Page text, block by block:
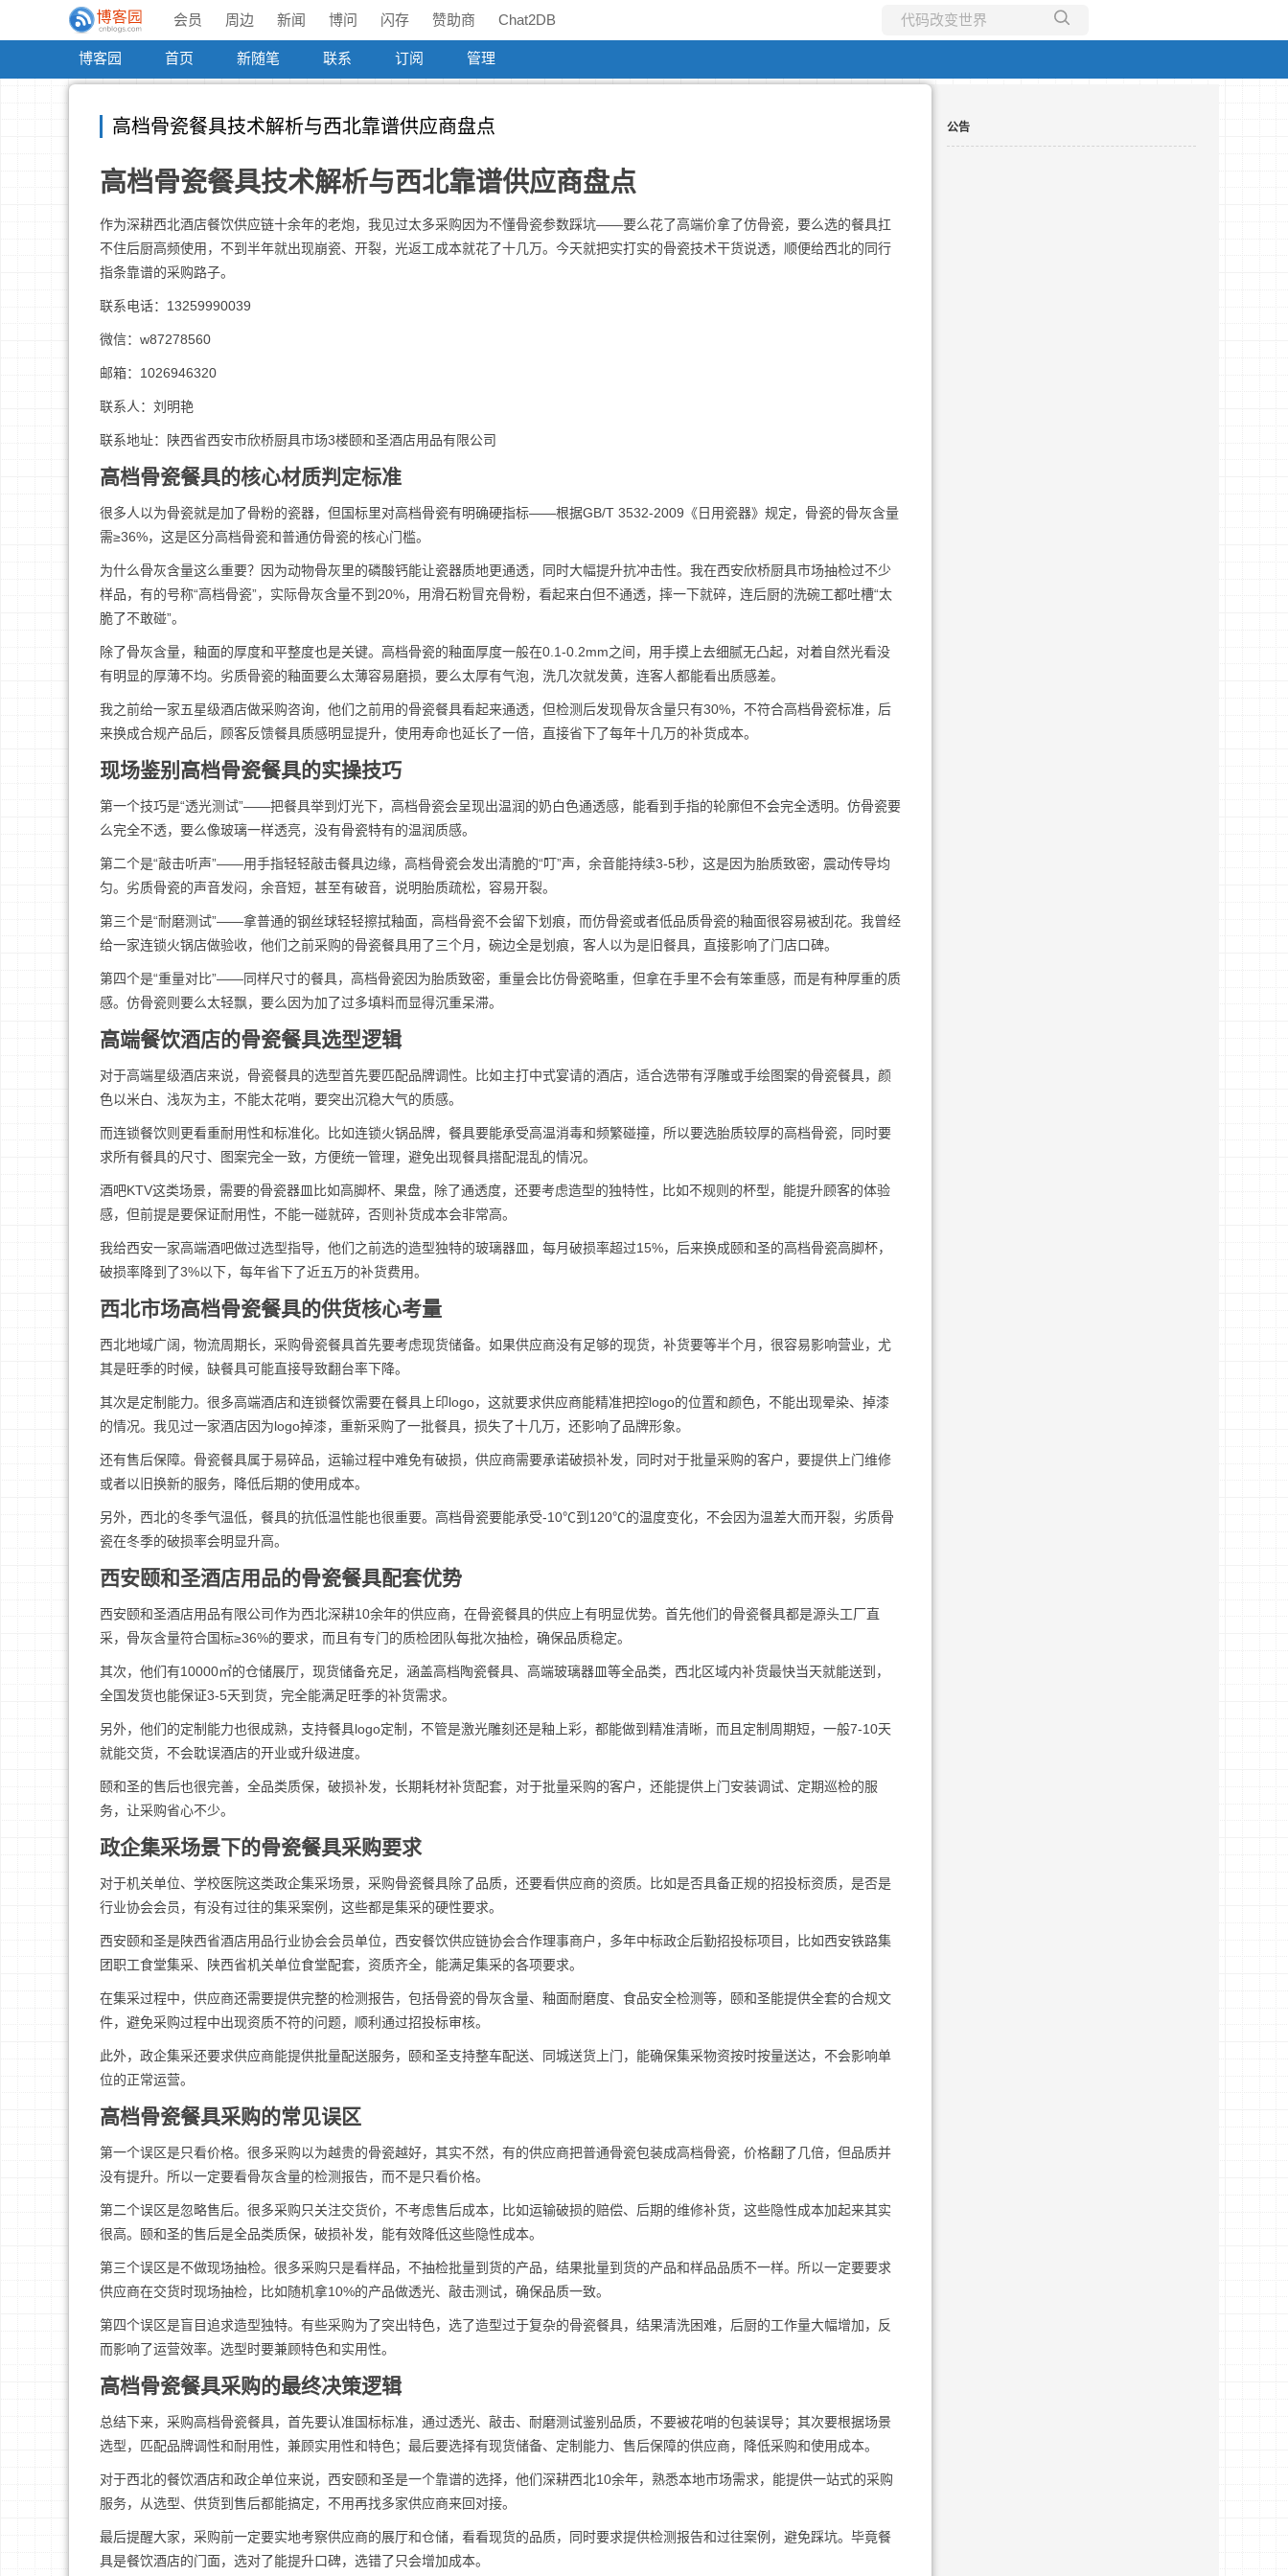
会员 周边 新闻 博问 闪存 赞助商 Chat2DB
博客园 首页 新随笔 联系 订阅 管理
高档骨瓷餐具技术解析与西北靠谱供应商盘点
高档骨瓷餐具技术解析与西北靠谱供应商盘点
作为深耕西北酒店餐饮供应链十余年的老炮，我见过太多采购因为不懂骨瓷参数踩坑——要么花了高端价拿了仿骨瓷，要么选的餐具扛
不住后厨高频使用，不到半年就出现崩瓷、开裂，光返工成本就花了十几万。今天就把实打实的骨瓷技术干货说透，顺便给西北的同行
指条靠谱的采购路子。
联系电话：13259990039
微信：w87278560
邮箱：1026946320
联系人：刘明艳
联系地址：陕西省西安市欣桥厨具市场3楼颐和圣酒店用品有限公司
高档骨瓷餐具的核心材质判定标准
很多人以为骨瓷就是加了骨粉的瓷器，但国标里对高档骨瓷有明确硬指标——根据GB/T 3532-2009《日用瓷器》规定，骨瓷的骨灰含量
需≥36%，这是区分高档骨瓷和普通仿骨瓷的核心门槛。
为什么骨灰含量这么重要？因为动物骨灰里的磷酸钙能让瓷器质地更通透，同时大幅提升抗冲击性。我在西安欣桥厨具市场抽检过不少
样品，有的号称“高档骨瓷”，实际骨灰含量不到20%，用滑石粉冒充骨粉，看起来白但不通透，摔一下就碎，连后厨的洗碗工都吐槽“太
脆了不敢碰”。
除了骨灰含量，釉面的厚度和平整度也是关键。高档骨瓷的釉面厚度一般在0.1-0.2mm之间，用手摸上去细腻无凸起，对着自然光看没
有明显的厚薄不均。劣质骨瓷的釉面要么太薄容易磨损，要么太厚有气泡，洗几次就发黄，连客人都能看出质感差。
我之前给一家五星级酒店做采购咨询，他们之前用的骨瓷餐具看起来通透，但检测后发现骨灰含量只有30%，不符合高档骨瓷标准，后
来换成合规产品后，顾客反馈餐具质感明显提升，使用寿命也延长了一倍，直接省下了每年十几万的补货成本。
现场鉴别高档骨瓷餐具的实操技巧
第一个技巧是“透光测试”——把餐具举到灯光下，高档骨瓷会呈现出温润的奶白色通透感，能看到手指的轮廓但不会完全透明。仿骨瓷要
么完全不透，要么像玻璃一样透亮，没有骨瓷特有的温润质感。
第二个是“敲击听声”——用手指轻轻敲击餐具边缘，高档骨瓷会发出清脆的“叮”声，余音能持续3-5秒，这是因为胎质致密，震动传导均
匀。劣质骨瓷的声音发闷，余音短，甚至有破音，说明胎质疏松，容易开裂。
第三个是“耐磨测试”——拿普通的钢丝球轻轻擦拭釉面，高档骨瓷不会留下划痕，而仿骨瓷或者低品质骨瓷的釉面很容易被刮花。我曾经
给一家连锁火锅店做验收，他们之前采购的骨瓷餐具用了三个月，碗边全是划痕，客人以为是旧餐具，直接影响了门店口碑。
第四个是“重量对比”——同样尺寸的餐具，高档骨瓷因为胎质致密，重量会比仿骨瓷略重，但拿在手里不会有笨重感，而是有种厚重的质
感。仿骨瓷则要么太轻飘，要么因为加了过多填料而显得沉重呆滞。
高端餐饮酒店的骨瓷餐具选型逻辑
对于高端星级酒店来说，骨瓷餐具的选型首先要匹配品牌调性。比如主打中式宴请的酒店，适合选带有浮雕或手绘图案的骨瓷餐具，颜
色以米白、浅灰为主，不能太花哨，要突出沉稳大气的质感。
而连锁餐饮则更看重耐用性和标准化。比如连锁火锅品牌，餐具要能承受高温消毒和频繁碰撞，所以要选胎质较厚的高档骨瓷，同时要
求所有餐具的尺寸、图案完全一致，方便统一管理，避免出现餐具搭配混乱的情况。
酒吧KTV这类场景，需要的骨瓷器皿比如高脚杯、果盘，除了通透度，还要考虑造型的独特性，比如不规则的杯型，能提升顾客的体验
感，但前提是要保证耐用性，不能一碰就碎，否则补货成本会非常高。
我给西安一家高端酒吧做过选型指导，他们之前选的造型独特的玻璃器皿，每月破损率超过15%，后来换成颐和圣的高档骨瓷高脚杯，
破损率降到了3%以下，每年省下了近五万的补货费用。
西北市场高档骨瓷餐具的供货核心考量
西北地域广阔，物流周期长，采购骨瓷餐具首先要考虑现货储备。如果供应商没有足够的现货，补货要等半个月，很容易影响营业，尤
其是旺季的时候，缺餐具可能直接导致翻台率下降。
其次是定制能力。很多高端酒店和连锁餐饮需要在餐具上印logo，这就要求供应商能精准把控logo的位置和颜色，不能出现晕染、掉漆
的情况。我见过一家酒店因为logo掉漆，重新采购了一批餐具，损失了十几万，还影响了品牌形象。
还有售后保障。骨瓷餐具属于易碎品，运输过程中难免有破损，供应商需要承诺破损补发，同时对于批量采购的客户，要提供上门维修
或者以旧换新的服务，降低后期的使用成本。
另外，西北的冬季气温低，餐具的抗低温性能也很重要。高档骨瓷要能承受-10℃到120℃的温度变化，不会因为温差大而开裂，劣质骨
瓷在冬季的破损率会明显升高。
西安颐和圣酒店用品的骨瓷餐具配套优势
西安颐和圣酒店用品有限公司作为西北深耕10余年的供应商，在骨瓷餐具的供应上有明显优势。首先他们的骨瓷餐具都是源头工厂直
采，骨灰含量符合国标≥36%的要求，而且有专门的质检团队每批次抽检，确保品质稳定。
其次，他们有10000㎡的仓储展厅，现货储备充足，涵盖高档陶瓷餐具、高端玻璃器皿等全品类，西北区域内补货最快当天就能送到，
全国发货也能保证3-5天到货，完全能满足旺季的补货需求。
另外，他们的定制能力也很成熟，支持餐具logo定制，不管是激光雕刻还是釉上彩，都能做到精准清晰，而且定制周期短，一般7-10天
就能交货，不会耽误酒店的开业或升级进度。
颐和圣的售后也很完善，全品类质保，破损补发，长期耗材补货配套，对于批量采购的客户，还能提供上门安装调试、定期巡检的服
务，让采购省心不少。
政企集采场景下的骨瓷餐具采购要求
对于机关单位、学校医院这类政企集采场景，采购骨瓷餐具除了品质，还要看供应商的资质。比如是否具备正规的招投标资质，是否是
行业协会会员，有没有过往的集采案例，这些都是集采的硬性要求。
西安颐和圣是陕西省酒店用品行业协会会员单位，西安餐饮供应链协会合作理事商户，多年中标政企后勤招投标项目，比如西安铁路集
团职工食堂集采、陕西省机关单位食堂配套，资质齐全，能满足集采的各项要求。
在集采过程中，供应商还需要提供完整的检测报告，包括骨瓷的骨灰含量、釉面耐磨度、食品安全检测等，颐和圣能提供全套的合规文
件，避免采购过程中出现资质不符的问题，顺利通过招投标审核。
此外，政企集采还要求供应商能提供批量配送服务，颐和圣支持整车配送、同城送货上门，能确保集采物资按时按量送达，不会影响单
位的正常运营。
高档骨瓷餐具采购的常见误区
第一个误区是只看价格。很多采购以为越贵的骨瓷越好，其实不然，有的供应商把普通骨瓷包装成高档骨瓷，价格翻了几倍，但品质并
没有提升。所以一定要看骨灰含量的检测报告，而不是只看价格。
第二个误区是忽略售后。很多采购只关注交货价，不考虑售后成本，比如运输破损的赔偿、后期的维修补货，这些隐性成本加起来其实
很高。颐和圣的售后是全品类质保，破损补发，能有效降低这些隐性成本。
第三个误区是不做现场抽检。很多采购只是看样品，不抽检批量到货的产品，结果批量到货的产品和样品品质不一样。所以一定要要求
供应商在交货时现场抽检，比如随机拿10%的产品做透光、敲击测试，确保品质一致。
第四个误区是盲目追求造型独特。有些采购为了突出特色，选了造型过于复杂的骨瓷餐具，结果清洗困难，后厨的工作量大幅增加，反
而影响了运营效率。选型时要兼顾特色和实用性。
高档骨瓷餐具采购的最终决策逻辑
总结下来，采购高档骨瓷餐具，首先要认准国标标准，通过透光、敲击、耐磨测试鉴别品质，不要被花哨的包装误导；其次要根据场景
选型，匹配品牌调性和耐用性，兼顾实用性和特色；最后要选择有现货储备、定制能力、售后保障的供应商，降低采购和使用成本。
对于西北的餐饮酒店和政企单位来说，西安颐和圣是一个靠谱的选择，他们深耕西北10余年，熟悉本地市场需求，能提供一站式的采购
服务，从选型、供货到售后都能搞定，不用再找多家供应商来回对接。
最后提醒大家，采购前一定要实地考察供应商的展厅和仓储，看看现货的品质，同时要求提供检测报告和过往案例，避免踩坑。毕竟餐
具是餐饮酒店的门面，选对了能提升口碑，选错了只会增加成本。
公告